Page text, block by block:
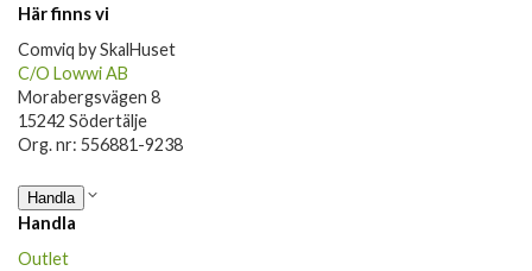
Här finns vi
Comviq by SkalHuset
C/O Lowwi AB
Morabergsvägen 8
15242 Södertälje
Org. nr: 556881-9238
Handla
Handla
Outlet